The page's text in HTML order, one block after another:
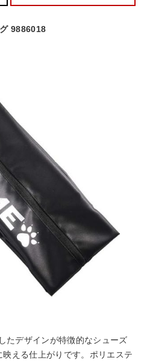
9886018
たデザインが特徴的なシューズ
える仕上がりです。ポリエステ